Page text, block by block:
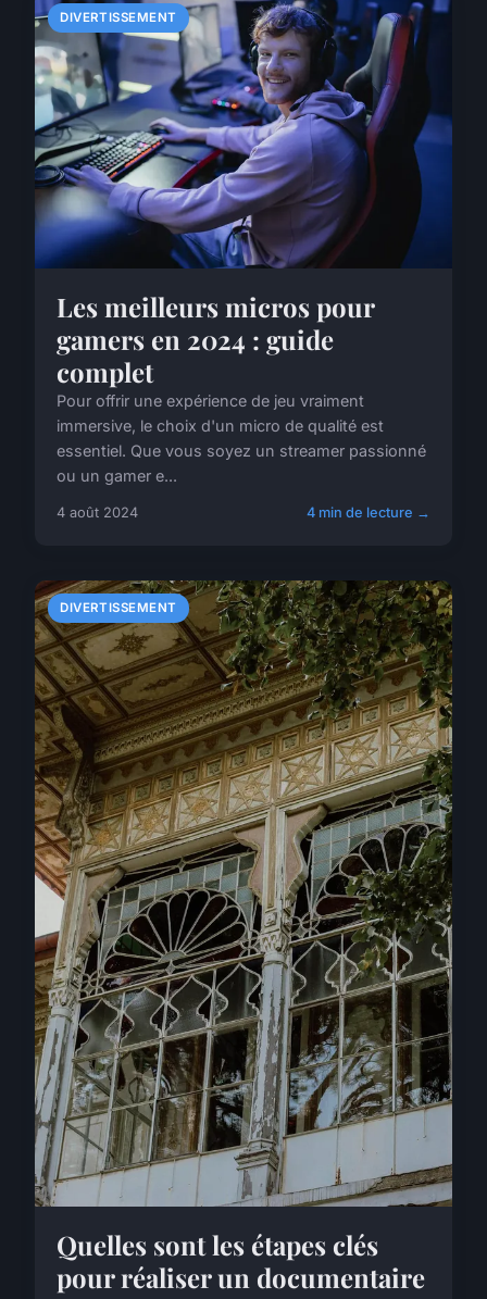
DIVERTISSEMENT
Les meilleurs micros pour
gamers en 2024 : guide
complet
Pour offrir une expérience de jeu vraiment
immersive, le choix d'un micro de qualité est
essentiel. Que vous soyez un streamer passionné
ou un gamer e...
4 août 2024 4 min de lecture →
DIVERTISSEMENT
Quelles sont les étapes clés
pour réaliser un documentaire